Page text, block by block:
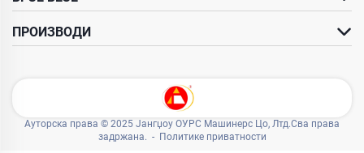
ПРОИЗВОДИ
Ауторска права © 2025 Јангџоу ОУРС Машинерс Цо, Лтд.Сва права
задржана. - Политике приватности